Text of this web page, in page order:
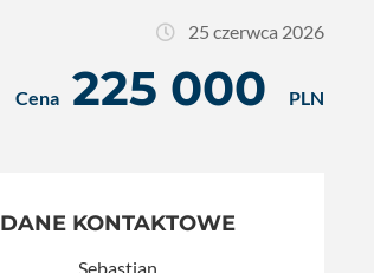
25 czerwca 2026
Cena225 000 PLN
DANE KONTAKTOWE
Sebastian